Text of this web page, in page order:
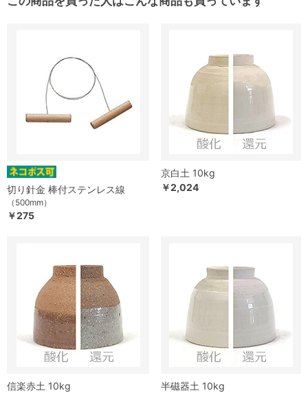
切り針金 棒付ステンレス線
（500mm）
￥275
京白土 10kg
￥2,024
信楽赤土 10kg
半磁器土 10kg